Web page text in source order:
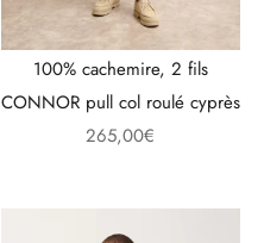
100% cachemire, 2 fils
CONNOR pull col roulé cyprès
Prix de vente
265,00€